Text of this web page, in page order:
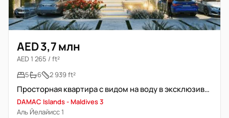
AED 3,7 млн
AED 1 265 / ft²
5
6 2 939 ft²
Просторная квартира с видом на воду в эксклюзивном курортном комплексе
DAMAC Islands - Maldives 3
Аль Йелайисс 1